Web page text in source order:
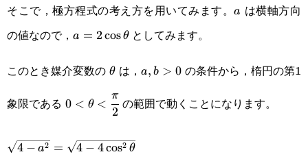
そこで，極方程式の考え方を用いてみます。a
a は横軸方向
の値なので， a=2\cos\theta
a = 2cosθとしてみます。
このとき媒介変数の\theta
θは， a,b>0
a, b > 0の条件から，楕円の第1
象限である
0<\theta<\cfrac{\pi}
0 < θ <
2
π の範囲で動くことになります。
\sqrt{4-
4 − a2 = 4 − 4cos2 θ